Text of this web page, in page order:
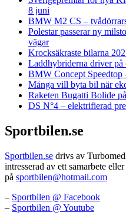
8 juni
BMW M2 CS –
Polestar passerar ny
vägar
Krocksäkraste bilarna
Laddhybriderna driver på
BMW Concept Speedtop
Många vill byta bil när
Raketen Bugatti Bolide
DS N°4 – elektrifierad
Sportbilen.se
Sportbilen.se drivs av
intresserad av ett samarbete
på sportbilen@hotmail.com
– Sportbilen @ Facebook
– Sportbilen @ Youtube